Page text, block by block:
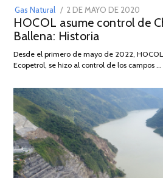
Gas Natural
POSTED
ON
2 DE MAYO DE 2020
DE
2026
HOCOL asume control de
Ballena: Historia
Desde el primero de mayo de 2022,
Ecopetrol, se hizo al control de los campos …